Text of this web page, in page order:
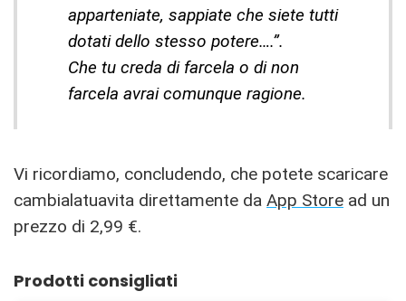
apparteniate, sappiate che siete tutti
dotati dello stesso potere….”.
Che tu creda di farcela o di non
farcela avrai comunque ragione.
Vi ricordiamo, concludendo, che potete scaricare
cambialatuavita direttamente da App Store ad un
prezzo di 2,99 €.
Prodotti consigliati